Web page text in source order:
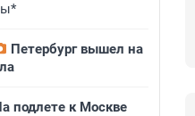
Петербург вышел на
подлете к Москве